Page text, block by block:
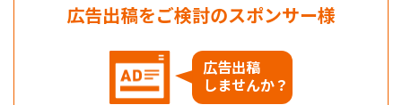
広告出稿をご検討のスポンサー様
広告出稿
しませんか？